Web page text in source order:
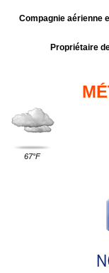
Compagnie aérienne
Propriétaire
67°F